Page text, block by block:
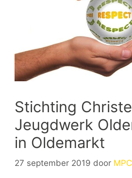
Stichting
Jeugdwerk
in Oldemarkt
27 september 2019 door